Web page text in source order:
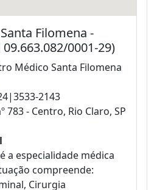
Filomena -
0001-29)
Médico Santa Filomena
2143
783 - Centro, Rio Claro, SP
a especialidade médica
compreende:
Cirurgia